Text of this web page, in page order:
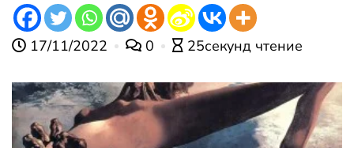
17/11/2022 0 25секунд чтение